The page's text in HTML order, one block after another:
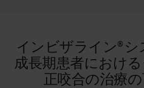
インビザライン® シ
成長期患者におけ
正咬合の治療